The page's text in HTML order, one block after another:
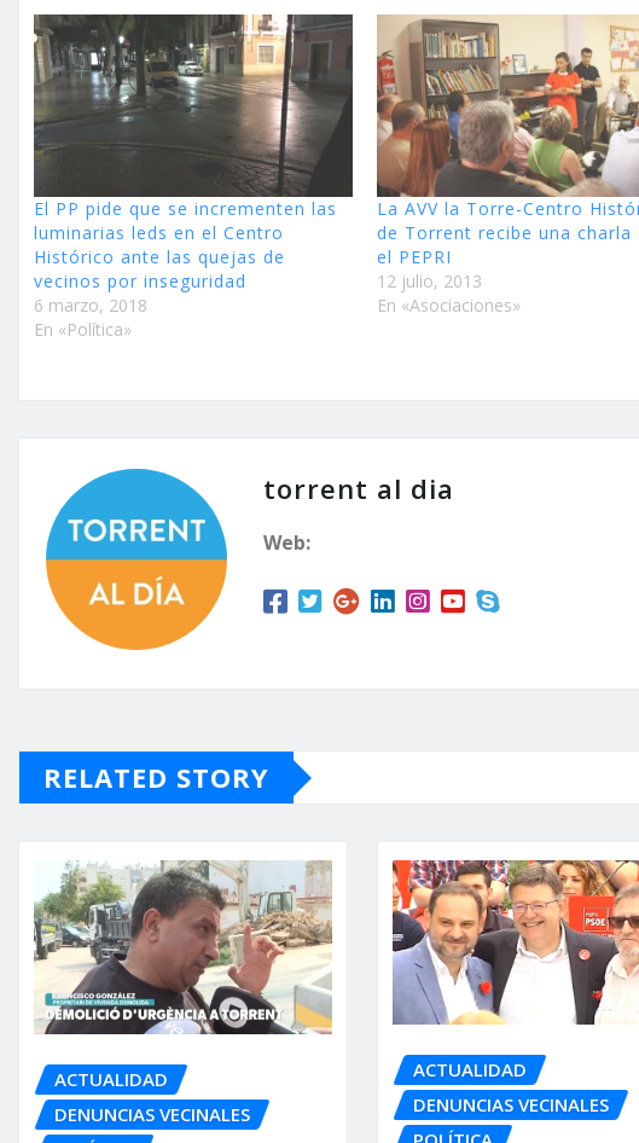
El PP pide que se incrementen las
luminarias leds en el Centro
Histórico ante las quejas de
vecinos por inseguridad
6 marzo, 2018
En «Política»
La AVV la Torre-Centro
de Torrent recibe una charla
el PEPRI
12 julio, 2013
En «Asociaciones»
torrent al dia
Web:
RELATED STORY
ACTUALIDAD
DENUNCIAS VECINALES
ACTUALIDAD
DENUNCIAS VECINALES